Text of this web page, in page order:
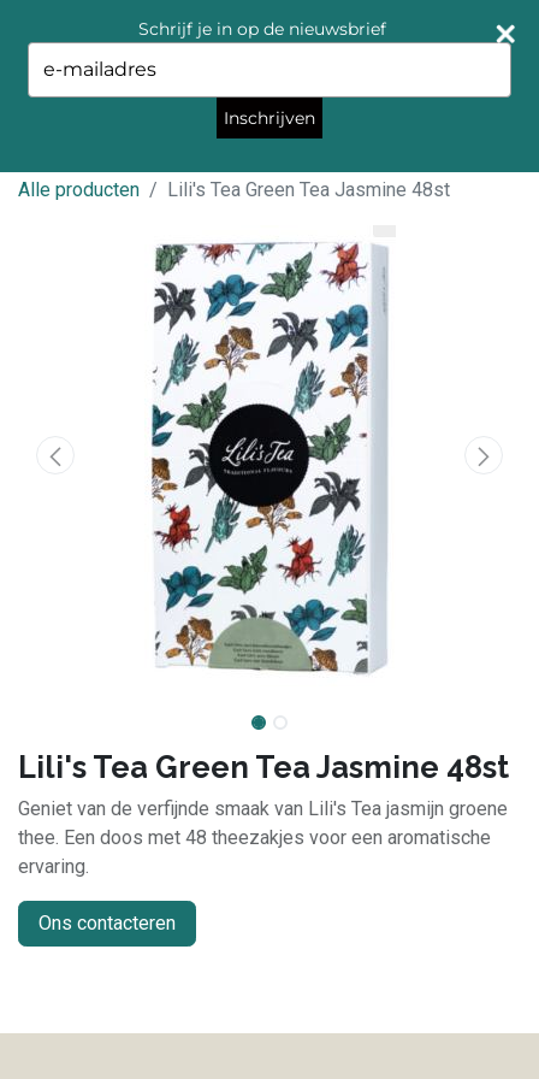
Alle producten Lili's Tea Green Tea Jasmine 48st
Lili's Tea Green Tea Jasmine 48st
Geniet van de verfijnde smaak van Lili's Tea jasmijn groene
thee. Een doos met 48 theezakjes voor een aromatische
ervaring.
Ons contacteren
Schrijf je in op de nieuwsbrief
your
email
Inschrijven